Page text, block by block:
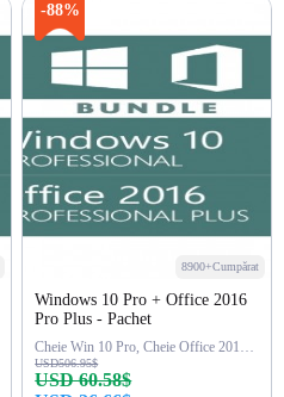
-88%
8900+Cumpărat
Windows 10 Pro + Office 2016
Pro Plus - Pachet
Cheie Win 10 Pro, Cheie Office 2016 Pro
USD506.95$
USD 60.58$